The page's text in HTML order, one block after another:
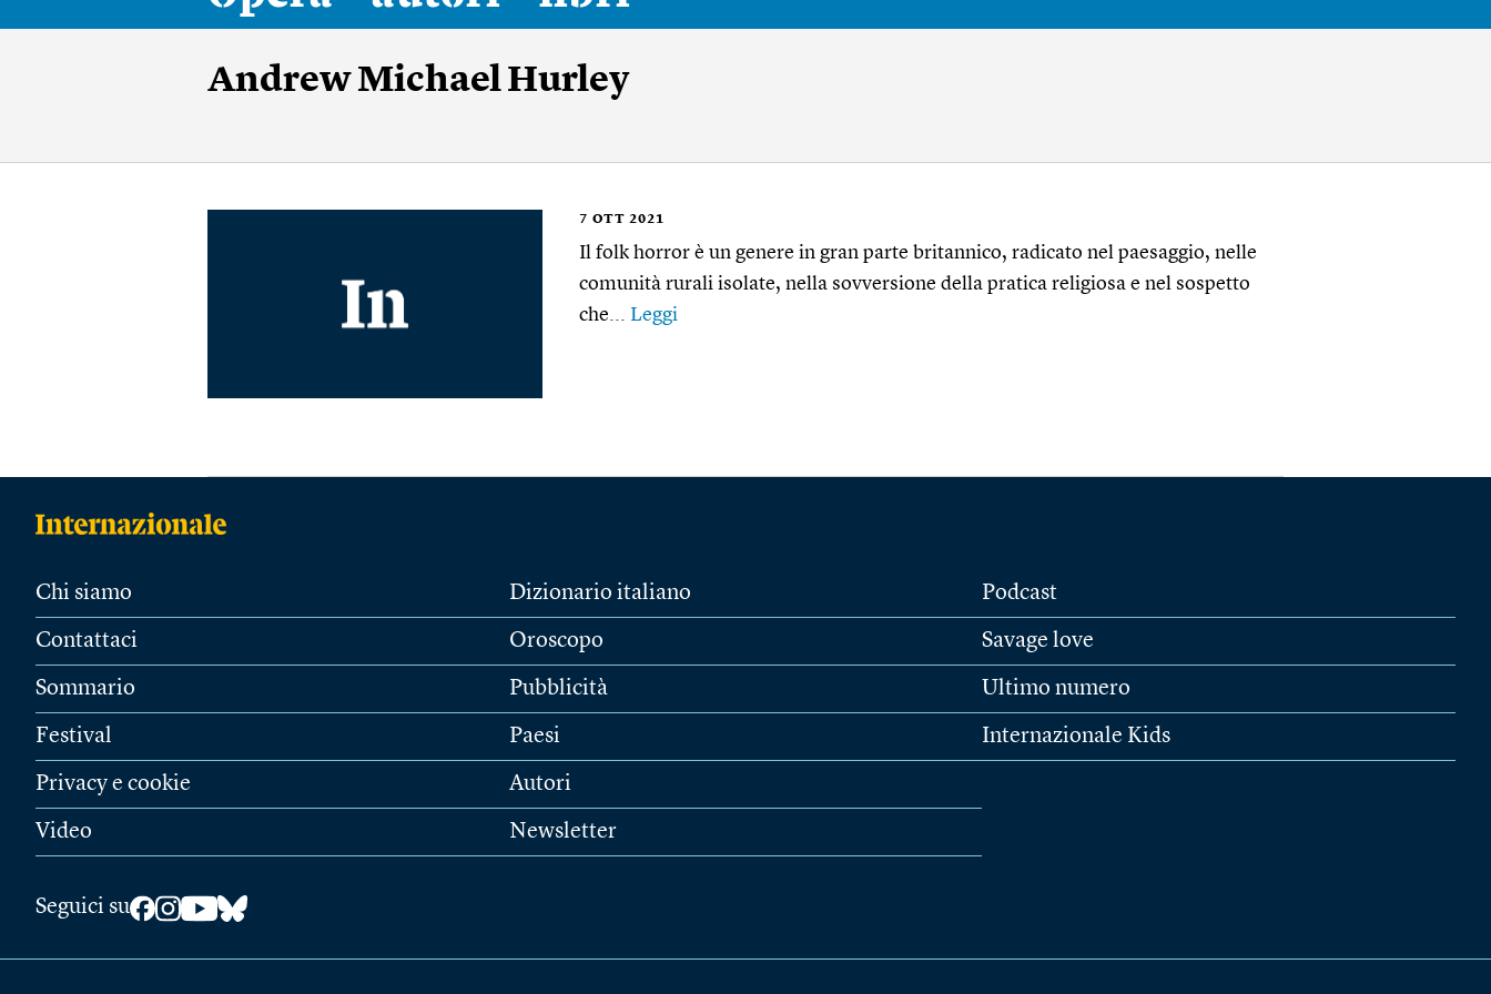
Andrew Michael Hurley
7 OTT 2021
Il folk horror è un genere in gran parte britannico, radicato nel paesaggio, nelle
comunità rurali isolate, nella sovversione della pratica religiosa e nel sospetto
che... Leggi
Chi siamo
Contattaci
Sommario
Festival
Privacy e cookie
Video
Dizionario italiano
Oroscopo
Pubblicità
Paesi
Autori
Newsletter
Podcast
Savage love
Ultimo numero
Internazionale Kids
Seguici su